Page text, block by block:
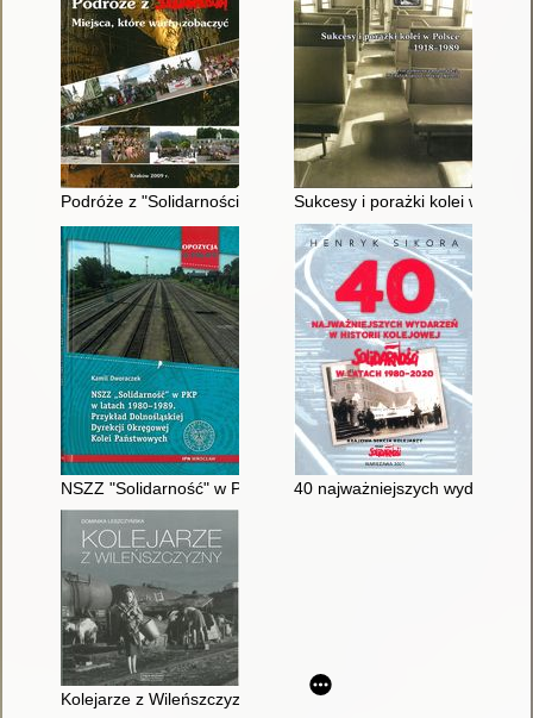
Podróże z "Solidarnością" : miejsca, które warto zobaczyć
Sukcesy i porażki kolei w
NSZZ "Solidarność" w PKP w latach 1980-1989 : przykład
40 najważniejszych wydarzeń
Kolejarze z Wileńszczyzny